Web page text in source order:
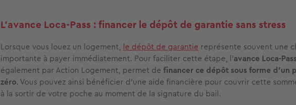
L'avance Loca-Pass : financer le dépôt de garantie sans stress
Lorsque vous louez un logement, le dépôt de garantie représente souvent une
importante à payer immédiatement. Pour faciliter cette étape, l’avance Loca-
également par Action Logement, permet de financer ce dépôt sous forme d’un
zéro. Vous pouvez ainsi bénéficier d’une aide financière pour couvrir cette
à la sortir de votre poche au moment de la signature du bail.